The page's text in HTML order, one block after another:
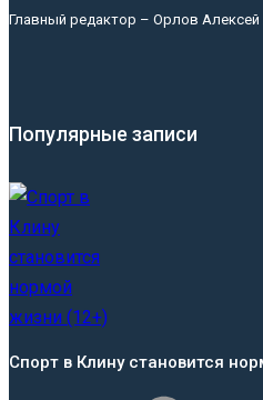
Главный редактор – Орлов
Популярные записи
Спорт в Клину становится